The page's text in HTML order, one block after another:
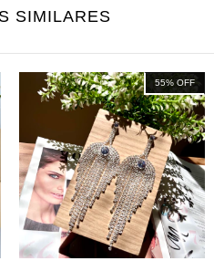
SIMILARES
55% OFF